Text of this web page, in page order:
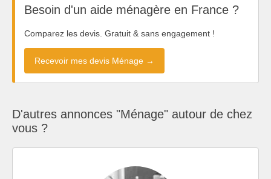
Besoin d'un aide ménagère en France ?
Comparez les devis. Gratuit & sans engagement !
Recevoir mes devis Ménage →
D'autres annonces "Ménage" autour de chez
vous ?